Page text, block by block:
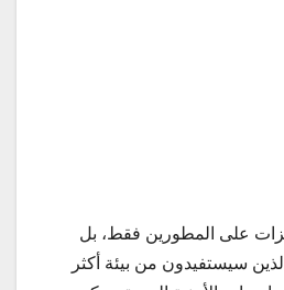
على المطورين فقط، بل
سيستفيدون من بيئة أكثر